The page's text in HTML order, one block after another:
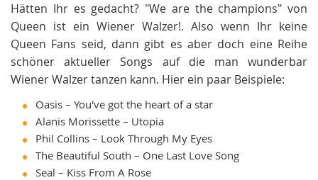
Hätten Ihr es gedacht? "We are the champions" von
Queen ist ein Wiener Walzer!. Also wenn Ihr keine
Queen Fans seid, dann gibt es aber doch eine Reihe
schöner aktueller Songs auf die man wunderbar
Wiener Walzer tanzen kann. Hier ein paar Beispiele:
Oasis – You've got the heart of a star
Alanis Morissette – Utopia
Phil Collins – Look Through My Eyes
The Beautiful South – One Last Love Song
Seal – Kiss From A Rose